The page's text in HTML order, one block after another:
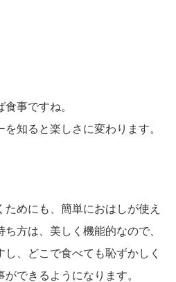
事ですね。
知ると楽しさに変わります。
めにも、簡単におはしが使え
方は、美しく機能的なので、
、どこで食べても恥ずかしく
できるようになります。